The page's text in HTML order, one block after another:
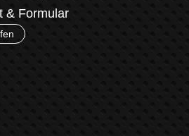
& Formular